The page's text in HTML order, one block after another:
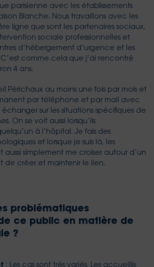
parisienne avec les établissements
Blanche. Nous travaillons avec les
ligne que sont les partenaires sociaux,
sociale professionnelles et
d’hébergement d’urgence et les
comme cela que j’ai rencontré
4 ans.
Périchaux au moins une fois par mois et
par téléphone et par mail avec
échanger sur les situations spécifiques de
On se voit aussi lorsqu’ils
à l’hôpital. Je fais des
et lorsque je suis là, les
simplement me croiser autour d’un
de créer et maintenir le lien.
problématiques
ce public en matière de
?
: Les cas sont très variés. Les accueillis